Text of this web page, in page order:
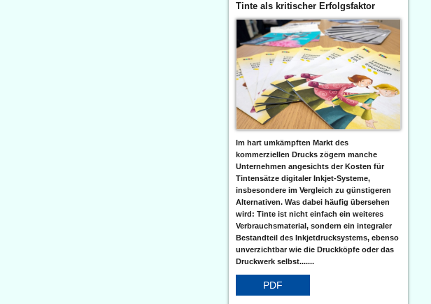
Tinte als kritischer Erfolgsfaktor
Im hart umkämpften Markt des
kommerziellen Drucks zögern manche
Unternehmen angesichts der Kosten für
Tintensätze digitaler Inkjet-Systeme,
insbesondere im Vergleich zu günstigeren
Alternativen. Was dabei häufig übersehen
wird: Tinte ist nicht einfach ein weiteres
Verbrauchsmaterial, sondern ein integraler
Bestandteil des Inkjetdrucksystems, ebenso
unverzichtbar wie die Druckköpfe oder das
Druckwerk selbst.......
PDF